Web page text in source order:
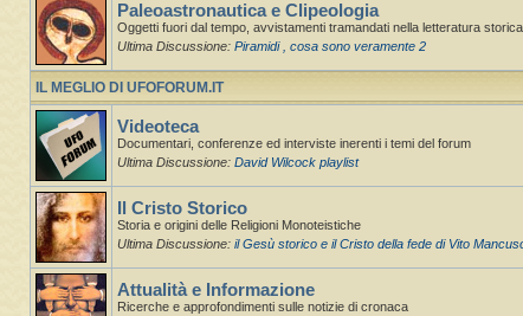
Paleoastronautica e Clipeologia
Oggetti fuori dal tempo, avvistamenti tramandati nella letteratura
Ultima Discussione: Piramidi , cosa sono veramente 2
IL MEGLIO DI UFOFORUM.IT
Videoteca
Documentari, conferenze ed interviste inerenti i temi del forum
Ultima Discussione: David Wilcock playlist
Il Cristo Storico
Storia e origini delle Religioni Monoteistiche
Ultima Discussione: il Gesù storico e il Cristo della fede di Vito
Attualità e Informazione
Ricerche e approfondimenti sulle notizie di cronaca